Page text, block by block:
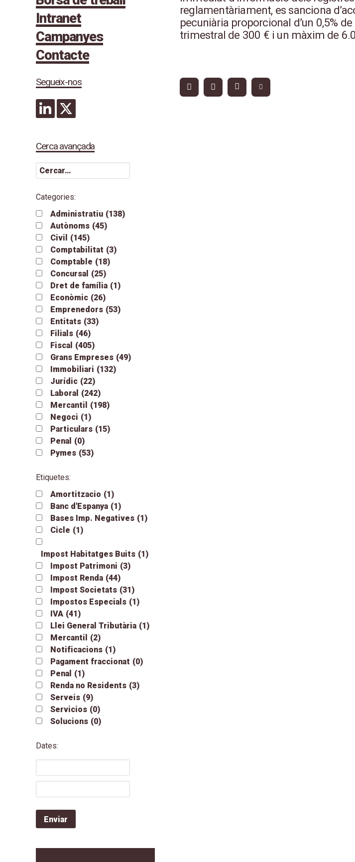
Intranet
Campanyes
Contacte
Segueix-nos
Cerca avançada
Categories:
Administratiu (138)
Autònoms (45)
Civil
(145)
Comptabilitat (3)
Comptable (18)
Concursal (25)
Dret de família (1)
Econòmic (26)
Emprenedors (53)
Entitats (33)
Filials (46)
Fiscal (405)
Grans Empreses (49)
Immobiliari (132)
Jurídic (22)
Laboral (242)
Mercantil
(198)
Negoci (1)
Particulars (15)
Penal (0)
Pymes (53)
Etiquetes:
Amortitzacio (1)
Banc d'Espanya (1)
Bases Imp. Negatives (1)
Cicle (1)
Impost Habitatges Buits (1)
Impost Patrimoni (3)
Impost Renda (44)
Impost Societats (31)
Impostos Especials (1)
IVA (41)
Llei General Tributària (1)
Mercantil
(2)
Notificacions (1)
Pagament fraccionat (0)
Penal (1)
Renda no Residents (3)
Serveis (9)
Servicios (0)
Solucions (0)
Dates:
reglamentàriament, es sanciona
pecuniària proporcional d’un 0,5%
trimestral de 300 € i un màxim de